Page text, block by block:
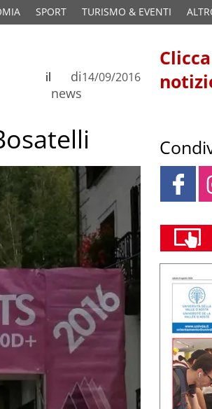
SPORT TURISMO & EVENTI
di
news
il 14/09/2016